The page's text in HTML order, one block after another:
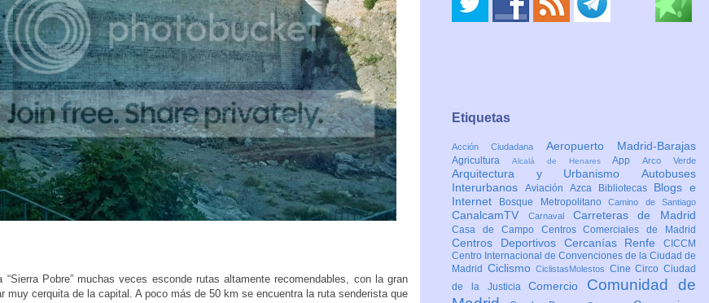
“Sierra Pobre” muchas veces esconde rutas altamente recomendables, con la gran
muy cerquita de la capital. A poco más de 50 km se encuentra la ruta senderista que
Etiquetas
Acción Ciudadana Aeropuerto Madrid-Barajas
Agricultura Alcalá de HenaresAppArco Verde
Arquitectura y Urbanismo Autobuses
Interurbanos Aviación Azca Bibliotecas Blogs e
Internet
Bosque MetropolitanoCamino de Santiago
CanalcamTV Carnaval Carreteras de Madrid
Casa de Campo Centros Comerciales de Madrid
Centros Deportivos Cercanías Renfe CICCM
Centro Internacional de Convenciones de la Ciudad de
Madrid CiclismoCiclistasMolestos CineCircoCiudad
de la JusticiaComercio Comunidad de